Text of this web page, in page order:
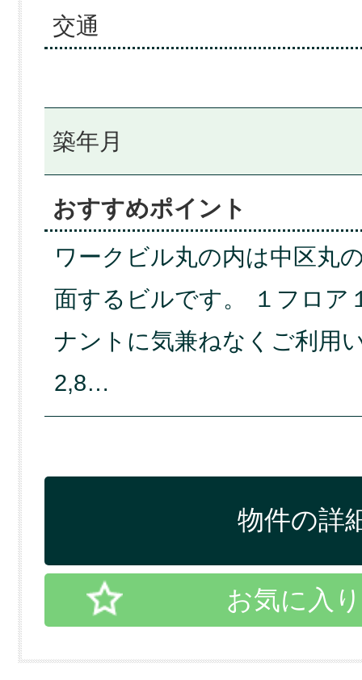
交通
築年月
おすすめポイント
ワークビル丸の内は中区丸
面するビルです。 １フロア
ナントに気兼ねなくご利用
2,8…
物件の詳
お気に入